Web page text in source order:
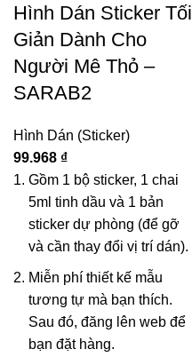
Hình Dán Sticker Tối
Giản Dành Cho
Người Mê Thỏ –
SARAB2
Hình Dán (Sticker)
99.968 ₫
Gồm 1 bộ sticker, 1 chai
5ml tinh dầu và 1 bản
sticker dự phòng (để gỡ
và cần thay đổi vị trí dán).
Miễn phí thiết kế mẫu
tương tự mà bạn thích.
Sau đó, đăng lên web để
bạn đặt hàng.